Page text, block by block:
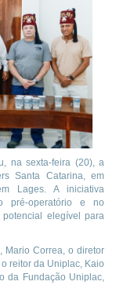
na sexta-feira (20), a
Santa Catarina, em
Lages. A iniciativa
pré-operatório e no
potencial elegível para
Mario Correa, o diretor
reitor da Uniplac, Kaio
da Fundação Uniplac,